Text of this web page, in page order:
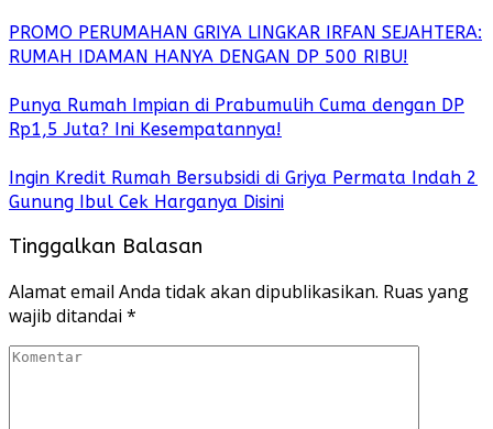
PROMO PERUMAHAN GRIYA LINGKAR IRFAN SEJAHTERA:
RUMAH IDAMAN HANYA DENGAN DP 500 RIBU!
Punya Rumah Impian di Prabumulih Cuma dengan DP
Rp1,5 Juta? Ini Kesempatannya!
Ingin Kredit Rumah Bersubsidi di Griya Permata Indah 2
Gunung Ibul Cek Harganya Disini
Tinggalkan Balasan
Alamat email Anda tidak akan dipublikasikan. Ruas yang
wajib ditandai *